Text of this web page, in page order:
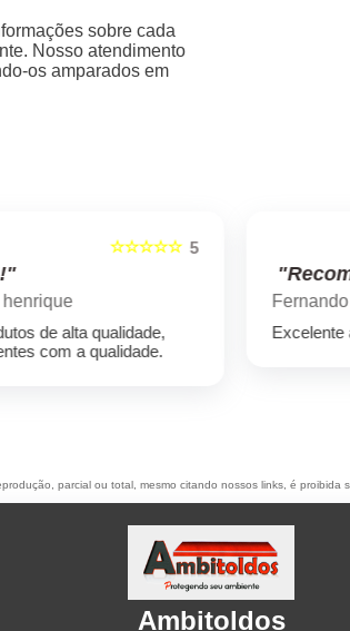
sobre cada
Nosso atendimento
os amparados em
Fernando Zambelli
Excelente atendimento e bons
parcial ou total, mesmo citando nossos links, é
Ambitoldos